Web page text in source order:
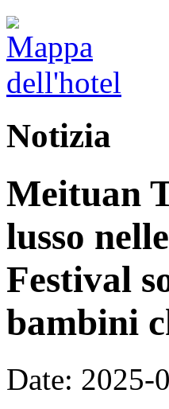
Notizia
Meituan
lusso
Festival
bambini
Date: 2025-